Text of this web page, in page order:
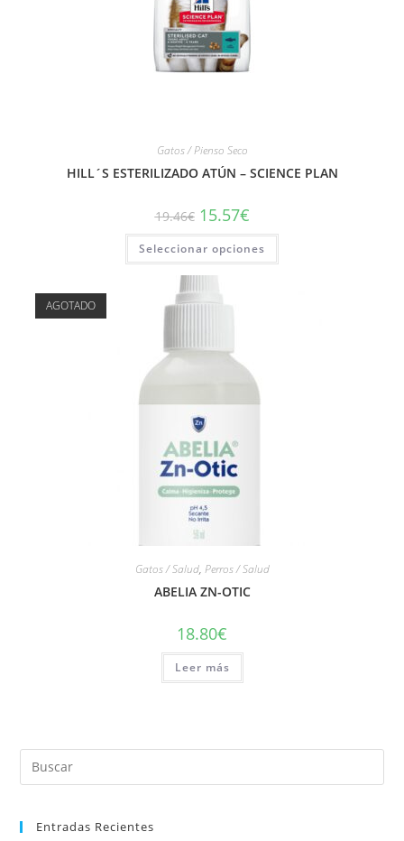
Gatos / Pienso Seco
HILL´S ESTERILIZADO ATÚN – SCIENCE PLAN
19.46€ 15.57€
Seleccionar opciones
AGOTADO
Gatos / Salud, Perros / Salud
ABELIA ZN-OTIC
18.80€
Leer más
Entradas Recientes